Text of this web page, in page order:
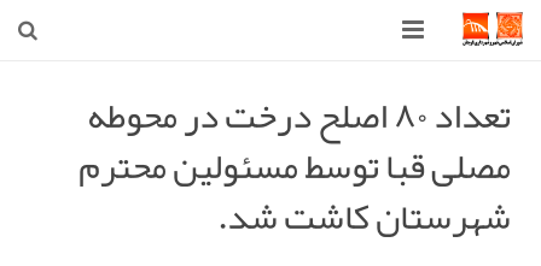
تعداد ۸۰ اصلح درخت در محوطه
مصلی قبا توسط مسئولین محترم
شهرستان کاشت شد.